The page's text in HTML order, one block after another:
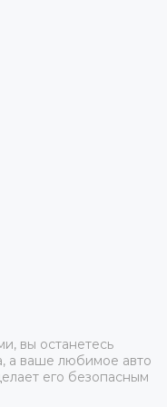
вы останетесь
а ваше любимое авто
его безопасным